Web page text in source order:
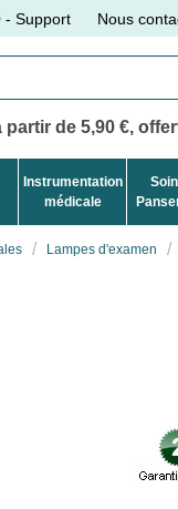
- Support Nous
partir de 5,90 €,
Instrumentation
médicale
Lampes d'examen